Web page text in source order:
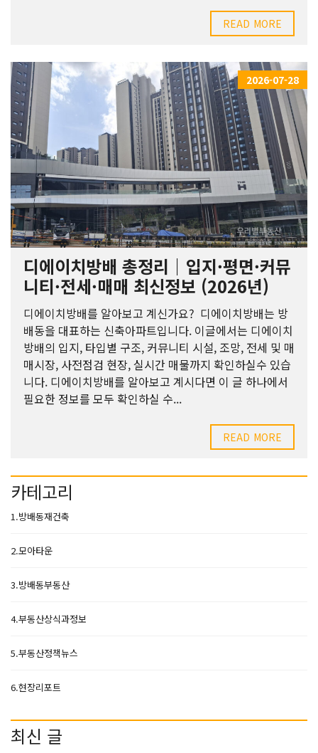
READ MORE
2026-07-28
디에이치방배 총정리｜입지·평면·커뮤
니티·전세·매매 최신정보 (2026년)
디에이치방배를 알아보고 계신가요? 디에이치방배는 방
배동을 대표하는 신축아파트입니다. 이글에서는 디에이치
방배의 입지, 타입별 구조, 커뮤니티 시설, 조망, 전세 및 매
매시장, 사전점검 현장, 실시간 매물까지 확인하실수 있습
니다. 디에이치방배를 알아보고 계시다면 이 글 하나에서
필요한 정보를 모두 확인하실 수...
READ MORE
카테고리
1.방배동재건축
2.모아타운
3.방배동부동산
4.부동산상식과정보
5.부동산정책뉴스
6.현장리포트
최신 글